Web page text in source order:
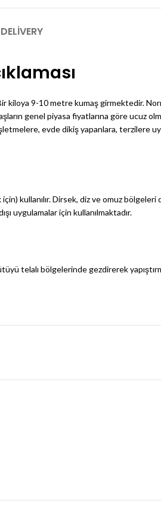
kiloya 9-10 metre kumaş girmektedir.
genel piyasa fiyatlarına göre ucuz
evde dikiş yapanlara, terzilere
kullanılır. Dirsek, diz ve omuz
uygulamalar için kullanılmaktadır.
telalı bölgelerinde gezdirerek